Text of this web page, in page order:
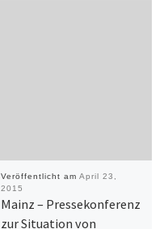
Veröffentlicht am April 23,
2015
Mainz – Pressekonferenz
zur Situation von